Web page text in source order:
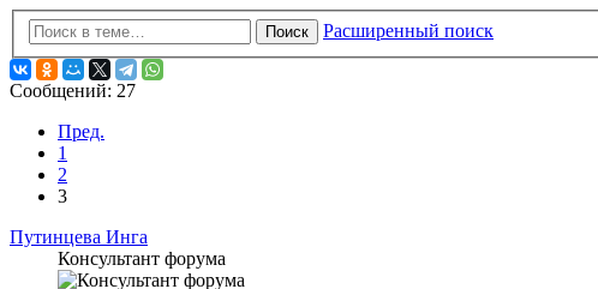
Поиск Расширенный поиск
Сообщений: 27
Пред.
1
2
3
Путинцева Инга
Консультант форума